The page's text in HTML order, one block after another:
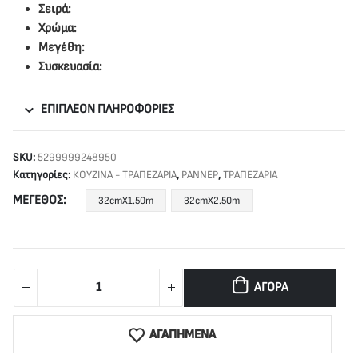
Σειρά:
Χρώμα:
Μεγέθη:
Συσκευασία:
ΕΠΙΠΛΈΟΝ ΠΛΗΡΟΦΟΡΊΕΣ
SKU:5299999248950
Κατηγορίες: ΚΟΥΖΙΝΑ - ΤΡΑΠΕΖΑΡΙΑ, ΡΑΝΝΕΡ,ΤΡΑΠΕΖΑΡΙΑ
ΜΈΓΕΘΟΣ 32cmX1.50m 32cmX2.50m
ΑΓΟΡΆ
ΑΓΑΠΗΜΕΝΑ